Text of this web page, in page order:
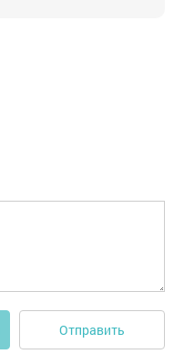
Отправить